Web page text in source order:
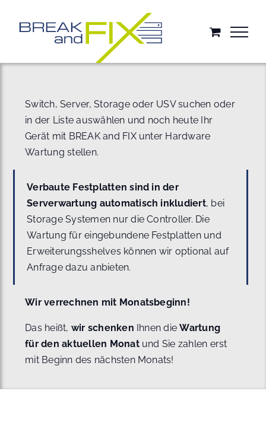
springen
Switch, Server, Storage oder USV suchen oder
in der Liste auswählen und noch heute Ihr
Gerät mit BREAK and FIX unter Hardware
Wartung stellen.
Verbaute Festplatten sind in der
Serverwartung automatisch inkludiert, bei
Storage Systemen nur die Controller. Die
Wartung für eingebundene Festplatten und
Erweiterungsshelves können wir optional auf
Anfrage dazu anbieten.
Wir verrechnen mit Monatsbeginn!
Das heißt, wir schenken Ihnen dieWartung
für den aktuellen Monat und Sie zahlen erst
mit Beginn des nächsten Monats!